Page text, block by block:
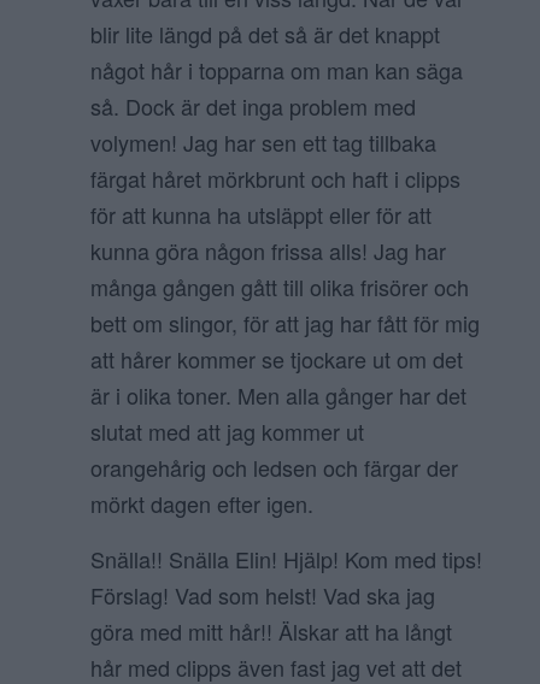
blir lite längd på det så är det knappt
något hår i topparna om man kan säga
så. Dock är det inga problem med
volymen! Jag har sen ett tag tillbaka
färgat håret mörkbrunt och haft i clipps
för att kunna ha utsläppt eller för att
kunna göra någon frissa alls! Jag har
många gången gått till olika frisörer och
bett om slingor, för att jag har fått för mig
att hårer kommer se tjockare ut om det
är i olika toner. Men alla gånger har det
slutat med att jag kommer ut
orangehårig och ledsen och färgar der
mörkt dagen efter igen.
Snälla!! Snälla Elin! Hjälp! Kom med tips!
Förslag! Vad som helst! Vad ska jag
göra med mitt hår!! Älskar att ha långt
hår med clipps även fast jag vet att det